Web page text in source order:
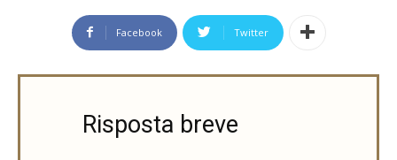
Facebook Twitter
Risposta breve